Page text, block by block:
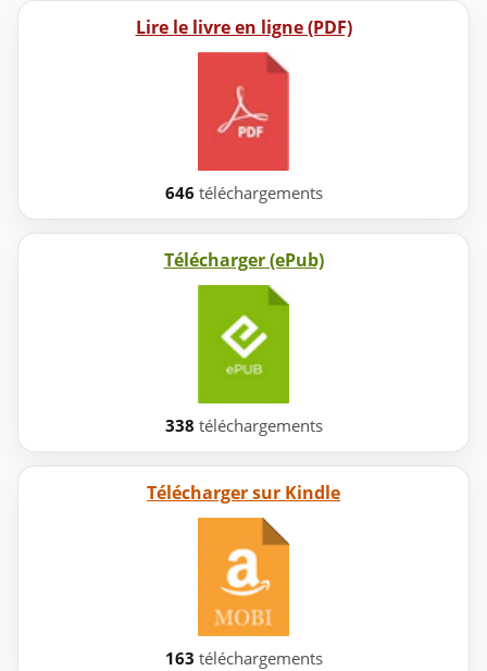
Lire le livre en ligne (PDF)
646 téléchargements
Télécharger (ePub)
338 téléchargements
Télécharger sur Kindle
163 téléchargements